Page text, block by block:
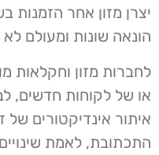
הונאה שונות ומעולם
לחברות מזון
או של לקוחות חדשים,
איתור אינדיקטורים
התכתובת, לאמת